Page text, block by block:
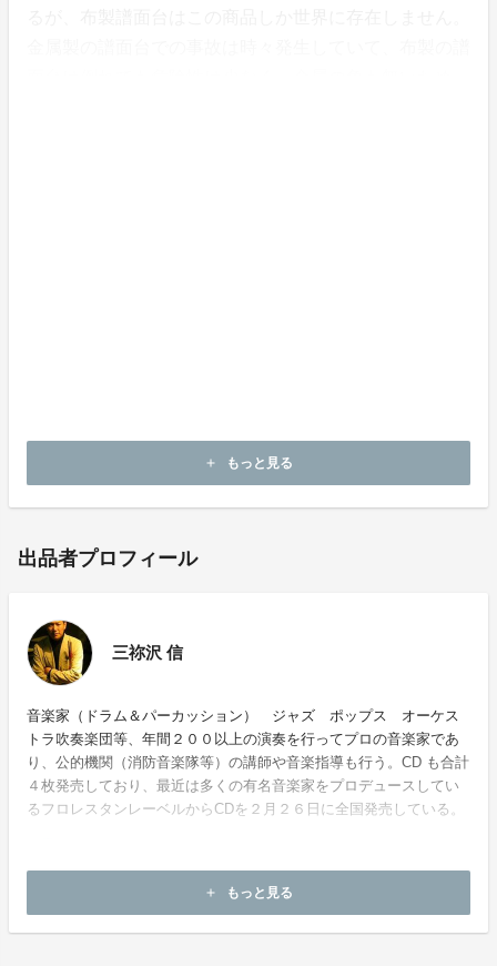
add もっと見る
出品者プロフィール
三祢沢 信
音楽家（ドラム＆パーカッション） ジャズ ポップス オーケス
トラ吹奏楽団等、年間２００以上の演奏を行ってプロの音楽家であ
り、公的機関（消防音楽隊等）の講師や音楽指導も行う。CD も合計
４枚発売しており、最近は多くの有名音楽家をプロデュースしてい
るフロレスタンレーベルからCDを２月２６日に全国発売している。
add もっと見る